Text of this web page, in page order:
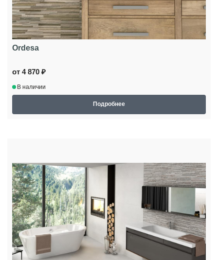
Ordesa
от 4 870 ₽
В наличии
Подробнее